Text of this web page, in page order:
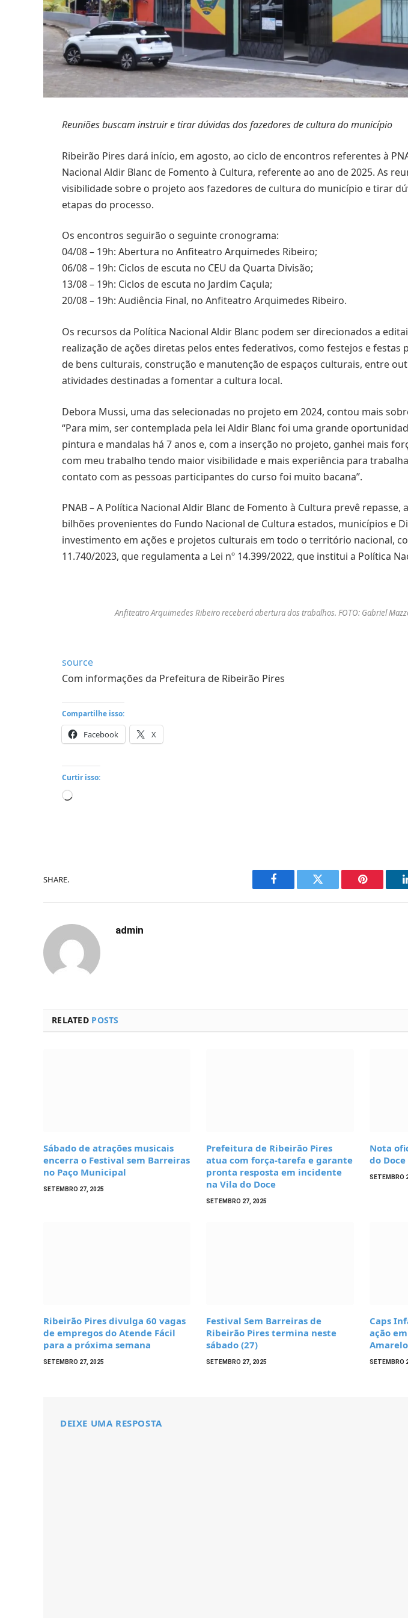
Reuniões buscam instruir e tirar dúvidas dos fazedores de cultura do município
Ribeirão Pires dará início, em agosto, ao ciclo de encontros referentes à
Nacional Aldir Blanc de Fomento à Cultura, referente ao ano de 2025. As
visibilidade sobre o projeto aos fazedores de cultura do município e tirar
etapas do processo.
Os encontros seguirão o seguinte cronograma:
04/08 – 19h: Abertura no Anfiteatro Arquimedes Ribeiro;
06/08 – 19h: Ciclos de escuta no CEU da Quarta Divisão;
13/08 – 19h: Ciclos de escuta no Jardim Caçula;
20/08 – 19h: Audiência Final, no Anfiteatro Arquimedes Ribeiro.
Os recursos da Política Nacional Aldir Blanc podem ser direcionados a
realização de ações diretas pelos entes federativos, como festejos e festas
de bens culturais, construção e manutenção de espaços culturais, entre
atividades destinadas a fomentar a cultura local.
Debora Mussi, uma das selecionadas no projeto em 2024, contou mais
“Para mim, ser contemplada pela lei Aldir Blanc foi uma grande
pintura e mandalas há 7 anos e, com a inserção no projeto, ganhei mais
com meu trabalho tendo maior visibilidade e mais experiência para
contato com as pessoas participantes do curso foi muito bacana”.
PNAB – A Política Nacional Aldir Blanc de Fomento à Cultura prevê repasse,
bilhões provenientes do Fundo Nacional de Cultura estados, municípios e
investimento em ações e projetos culturais em todo o território nacional,
11.740/2023, que regulamenta a Lei nº 14.399/2022, que institui a Política
Anfiteatro Arquimedes Ribeiro receberá abertura dos trabalhos. FOTO: Gabriel
source
Com informações da Prefeitura de Ribeirão Pires
Compartilhe isso:
Facebook X
Curtir isso:
Carregando...
SHARE.
Facebook Twitter Pinterest
admin
RELATED POSTS
Sábado de atrações musicais
encerra o Festival sem Barreiras
no Paço Municipal
SETEMBRO 27, 2025
Prefeitura de Ribeirão Pires
atua com força-tarefa e garante
pronta resposta em incidente
na Vila do Doce
SETEMBRO 27, 2025
Nota
do Doce
SETEMBRO
Ribeirão Pires divulga 60 vagas
de empregos do Atende Fácil
para a próxima semana
SETEMBRO 27, 2025
Festival Sem Barreiras de
Ribeirão Pires termina neste
sábado (27)
SETEMBRO 27, 2025
Caps
ação
SETEMBRO
DEIXE UMA RESPOSTA